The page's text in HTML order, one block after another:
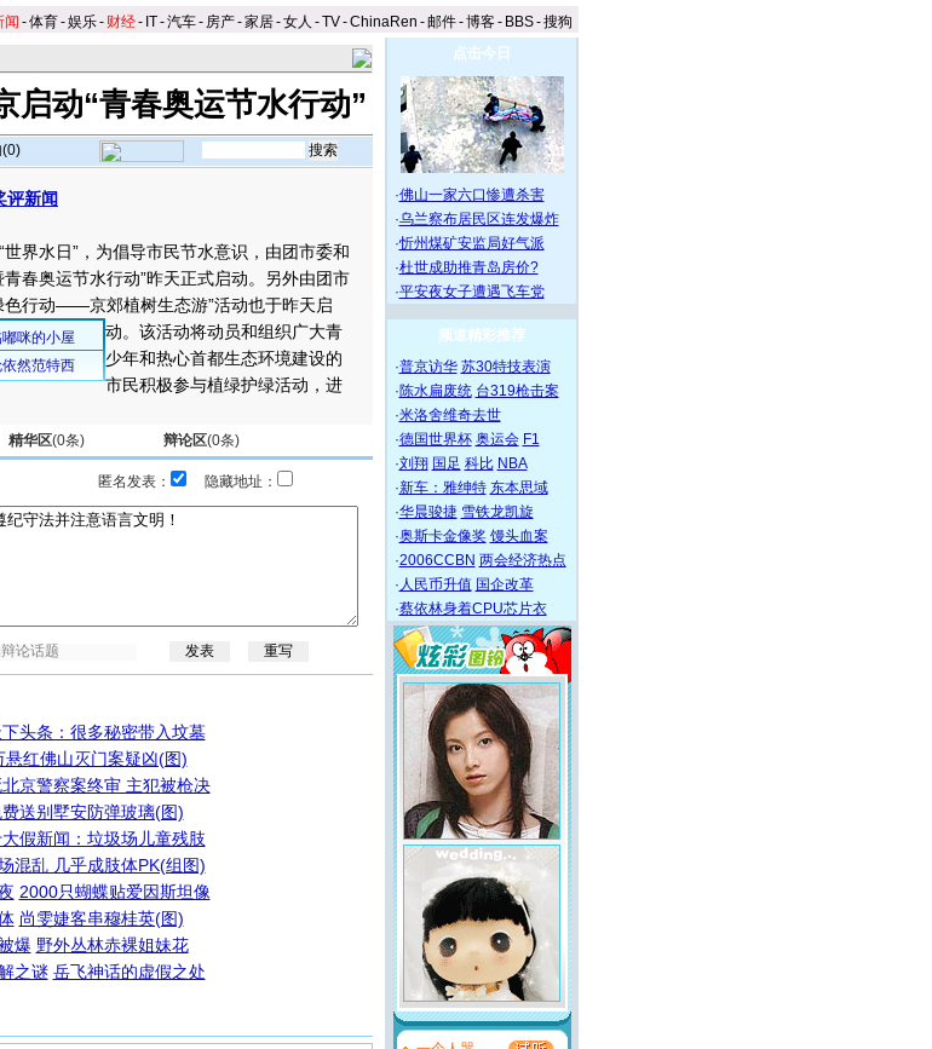
闻 -体育-娱乐- 财经- IT-汽车- 房产-家居-女人 -TV-ChinaRen -邮件-博客- BBS-搜狗
启动“青春奥运节水行动”
(0)
评新闻
水日”，为倡导市民节水意识，由团市委和
春奥运节水行动”昨天正式启动。另外由团市
色行动——京郊植树生态游”活动也于昨天启
动。 该活动将动员和组织广大青
少年和热心首都生态环境建设的
市民积极参与植绿护绿活动，进
精华区(0条) 辩论区(0条)
匿名发表： 隐藏地址：
下头条：很多秘密带入坟墓
红佛山灭门案疑凶(图)
京警察案终审 主犯被枪决
送别墅安防弹玻璃(图)
假新闻：垃圾场儿童残肢
混乱 几乎成肢体PK(组图)
2000只蝴蝶贴爱因斯坦像
尚雯婕客串穆桂英(图)
爆 野外丛林赤裸姐妹花
之谜 岳飞神话的虚假之处
点击今日
·佛山一家六口惨遭杀害
·乌兰察布居民区连发爆炸
·忻州煤矿安监局好气派
·杜世成助推青岛房价?
·平安夜女子遭遇飞车党
频道精彩推荐
·普京访华 苏30特技表演
·陈水扁废统 台319枪击案
·米洛舍维奇去世
·德国世界杯 奥运会 F1
·刘翔 国足 科比 NBA
·新车：雅绅特 东本思域
·华晨骏捷 雪铁龙凯旋
·奥斯卡金像奖 馒头血案
·2006CCBN 两会经济热点
· 人民币升值 国企改革
·蔡依林身着CPU芯片衣